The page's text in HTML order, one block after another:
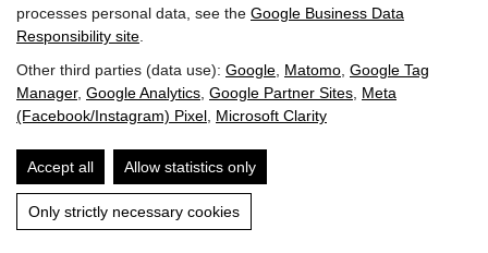
processes personal data, see the Google Business Data
Responsibility site
Other third parties (data use): Google Matomo Google Tag
Manager, Google Analytics Google Partner Sites Meta
(Facebook/Instagram) Pixel Microsoft Clarity
Accept all Allow statistics only
Only strictly necessary cookies
Jízdenka Guest Mobility Ticket
Zpravodaj
Otisk Ochrana údajů GTC
Website by
DOTAZY REZERVACE